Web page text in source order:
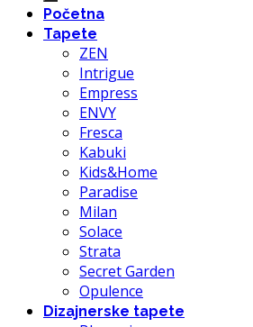
Početna
Tapete
ZEN
Intrigue
Empress
ENVY
Fresca
Kabuki
Kids&Home
Paradise
Milan
Solace
Strata
Secret Garden
Opulence
Dizajnerske tapete